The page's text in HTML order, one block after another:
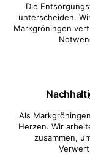
Die
unterscheiden.
Markgröningen
Als
Herzen. Wir
zusammen,